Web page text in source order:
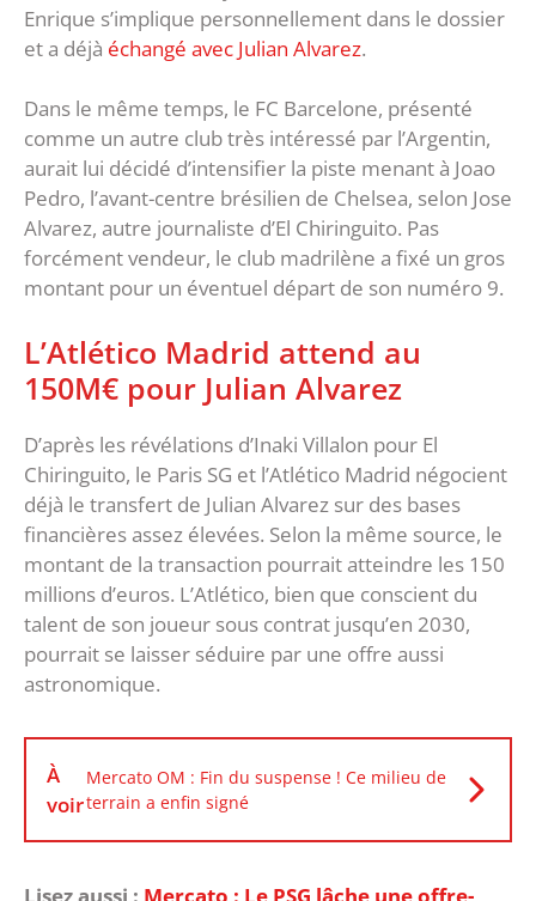
Enrique s’implique personnellement dans le dossier
et a déjà échangé avec Julian Alvarez.
Dans le même temps, le FC Barcelone, présenté
comme un autre club très intéressé par l’Argentin,
aurait lui décidé d’intensifier la piste menant à Joao
Pedro, l’avant-centre brésilien de Chelsea, selon Jose
Alvarez, autre journaliste d’El Chiringuito. Pas
forcément vendeur, le club madrilène a fixé un gros
montant pour un éventuel départ de son numéro 9.
L’Atlético Madrid attend au
150M€ pour Julian Alvarez
D’après les révélations d’Inaki Villalon pour El
Chiringuito, le Paris SG et l’Atlético Madrid négocient
déjà le transfert de Julian Alvarez sur des bases
financières assez élevées. Selon la même source, le
montant de la transaction pourrait atteindre les 150
millions d’euros. L’Atlético, bien que conscient du
talent de son joueur sous contrat jusqu’en 2030,
pourrait se laisser séduire par une offre aussi
astronomique.
À
voir
Mercato OM : Fin du suspense ! Ce milieu de
terrain a enfin signé
Lisez aussi : Mercato : Le PSG lâche une offre-